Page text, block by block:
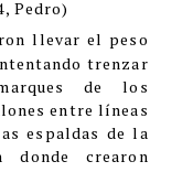
Pedro)
llevar el peso
trenzar
de los
entre líneas
espaldas de la
donde crearon